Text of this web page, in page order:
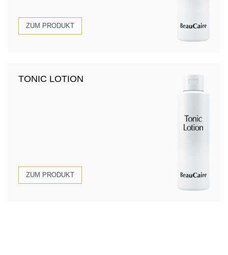
ZUM PRODUKT
TONIC LOTION
ZUM PRODUKT